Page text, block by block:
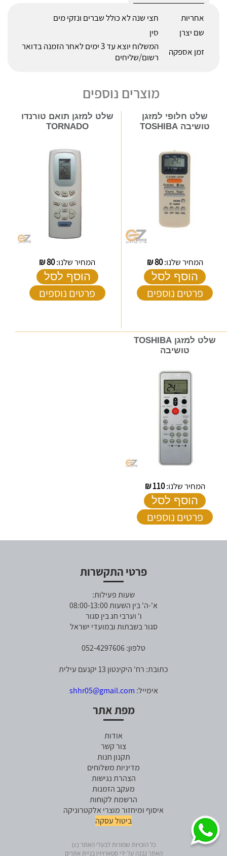
אחריות
חצי שנה לא כולל שברים ונזקי מים
שם יצרן
סין
זמן אספקה
המשלוח יוצא עד 3 ימים לאחר הזמנה בדואר
רשום/שליחים
מוצרים נוספים
שלט חלופי למזגן
טושיבה TOSHIBA
המחיר שלנו:80
₪
הוסף לסל
פרטים נוספים
שלט למזגן תואם טורנדו
TORNADO
המחיר שלנו:80
₪
הוסף לסל
פרטים נוספים
שלט למזגן TOSHIBA
טושיבה
המחיר שלנו:110
₪
הוסף לסל
פרטים נוספים
פרטי התקשרות
שעות פעילות:
א'-ה' בין השעות 08:00-13:00
ו' וערבי חג בין סגור
סגור בשבתות ובמועדי ישראל
טלפון: 052-4297606
כתובת: רח' היקינטון 13 יקנעם עילית
אימייל: shhr05@gmail.com
מפת אתר
אודות
צור קשר
תקנון חנות
מדיניות משלוחים
הצהרת נגישות
מעקב הזמנות
הרשמת לקוחות
איסוף ומיחזור מוצרי אלקטרוניקה
ביטול עסקה
כל הזכויות שמורות לבעלי האתר (c)
האתר נבנה על ידי סטארויזין בניית אתרים